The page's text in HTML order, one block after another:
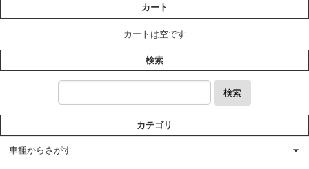
カート
カートは空です
検索
検索
カテゴリ
車種からさがす